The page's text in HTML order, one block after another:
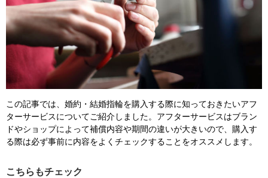
この記事では、婚約・結婚指輪を購入する際に知っておきたいアフ
ターサービスについてご紹介しました。アフターサービスはブラン
ドやショップによって補償内容や期間の違いが大きいので、購入す
る際は必ず事前に内容をよくチェックすることをオススメします。
こちらもチェック